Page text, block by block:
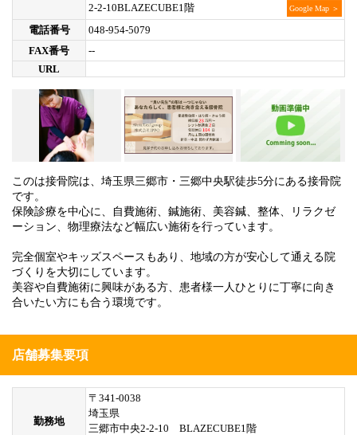
2-2-10BLAZECUBE1階
Google Map ＞
電話番号
048-954-5079
FAX番号
--
URL
このは接骨院は、埼玉県三郷市・三郷中央駅徒歩5分にある接骨院
です。
保険診療を中心に、自費施術、鍼施術、美容鍼、整体、リラクゼ
ーション、物理療法など幅広い施術を行っています。
完全個室やキッズスペースもあり、地域の方が安心して通える院
づくりを大切にしています。
美容や自費施術に興味がある方、患者様一人ひとりに丁寧に向き
合いたい方にも合う環境です。
店舗募集要項
勤務地
〒341-0038
埼玉県
三郷市中央2-2-10 BLAZECUBE1階